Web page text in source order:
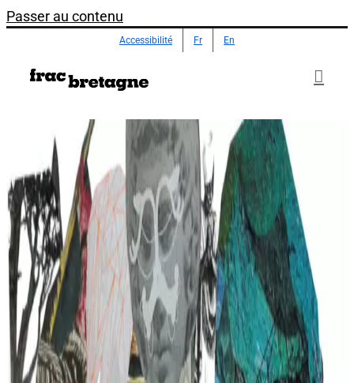
Passer au contenu
Accessibilité Fr En